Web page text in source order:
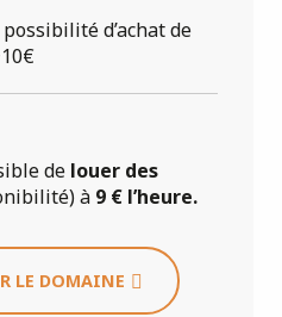
possibilité d’achat de
de louer des
à 9 € l’heure.
LE DOMAINE